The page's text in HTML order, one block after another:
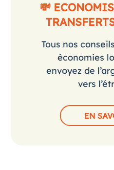
💸
Tous nos
économies
envoyez de
vers
EN